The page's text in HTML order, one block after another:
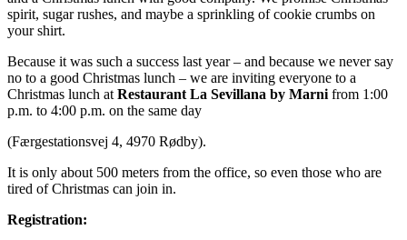
spirit, sugar rushes, and maybe a sprinkling of cookie crumbs on
your shirt.
Because it was such a success last year – and because we never say
no to a good Christmas lunch – we are inviting everyone to a
Christmas lunch at Restaurant La Sevillana by Marni from 1:00
p.m. to 4:00 p.m. on the same day
(Færgestationsvej 4, 4970 Rødby).
It is only about 500 meters from the office, so even those who are
tired of Christmas can join in.
Registration: